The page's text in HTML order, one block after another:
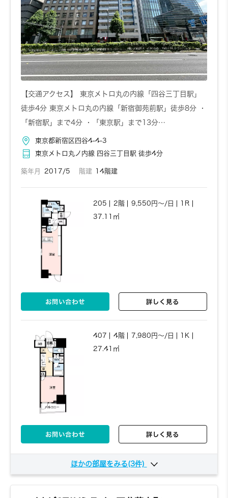
【交通アクセス】 東京メトロ丸の内線「四谷三丁目駅」
徒歩4分 東京メトロ丸の内線「新宿御苑前駅」徒歩8分 ・
「新宿駅」まで4分 ・「東京駅」まで13分…
東京都新宿区四谷4-4-3
東京メトロ丸ノ内線 四谷三丁目駅 徒歩4分
築年月 2017/5 階建 14階建
205 2階 9,550円～/日
1R
37.11㎡
お問い合わせ 詳しく見る
407 4階 7,980円～/日
1K
27.41㎡
お問い合わせ 詳しく見る
ほかの部屋をみる(3件)